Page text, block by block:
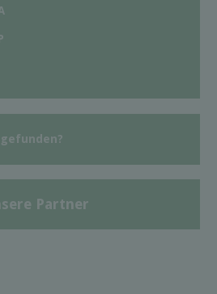
gefunden?
Partner